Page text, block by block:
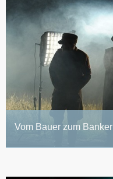
Vom Bauer zum Banker